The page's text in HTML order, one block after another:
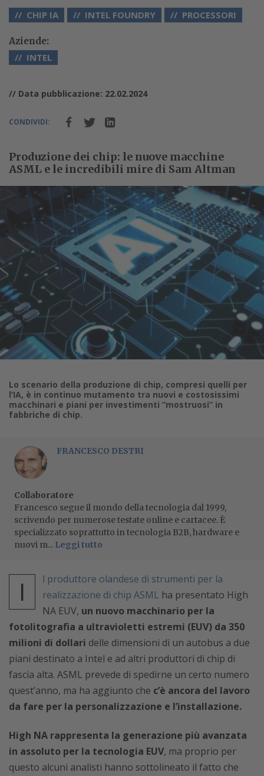
CHIP IA INTEL FOUNDRY PROCESSORI
Aziende:
INTEL
// Data pubblicazione: 22.02.2024
CONDIVIDI:
Produzione dei chip: le nuove macchine
ASML e le incredibili mire di Sam Altman
Lo scenario della produzione di chip, compresi quelli per
l’IA, è in continuo mutamento tra nuovi e costosissimi
macchinari e piani per investimenti “mostruosi” in
fabbriche di chip.
FRANCESCO DESTRI
Collaboratore
Francesco segue il mondo della tecnologia dal 1999,
scrivendo per numerose testate online e cartacee. È
specializzato soprattutto in tecnologia B2B, hardware e
nuovi m... Leggi tutto
I
l produttore olandese di strumenti per la
realizzazione di chip ASML ha presentato High
NA EUV, un nuovo macchinario per la
fotolitografia a ultravioletti estremi (EUV) da 350
milioni di dollari delle dimensioni di un autobus a due
piani destinato a Intel e ad altri produttori di chip di
fascia alta. ASML prevede di spedirne un certo numero
quest’anno, ma ha aggiunto che c’è ancora del lavoro
da fare per la personalizzazione e l’installazione.
High NA rappresenta la generazione più avanzata
in assoluto per la tecnologia EUV, ma proprio per
questo alcuni analisti hanno sottolineato il fatto che